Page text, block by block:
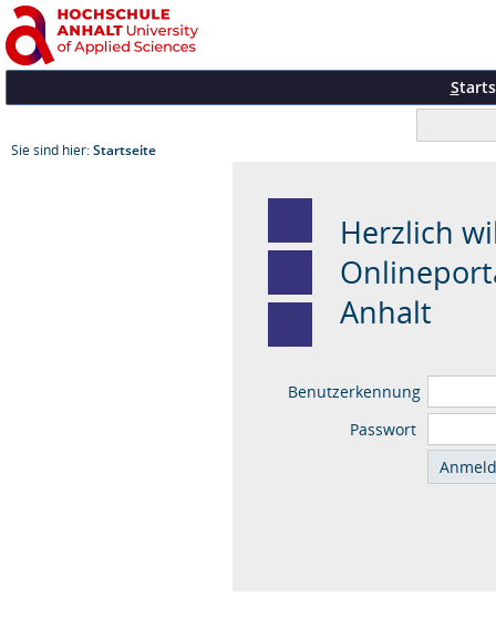
S
Sie sind hier: Startseite
Herzlich
Anhalt
Benutzerkennung
Passwort